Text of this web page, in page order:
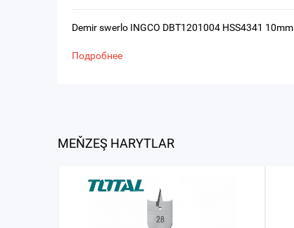
Demir swerlo INGCO DBT1201004 HSS4341 10mm
Подробнее
MEŇZEŞ HARYTLAR